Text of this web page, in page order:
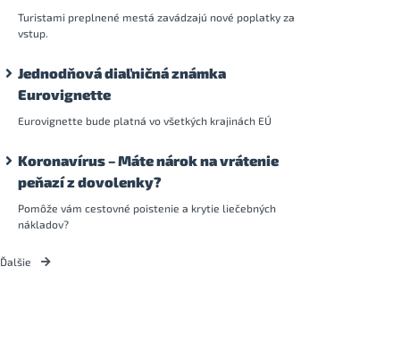
Turistami preplnené mestá zavádzajú nové poplatky za
vstup.
Jednodňová diaľničná známka
Eurovignette
Eurovignette bude platná vo všetkých krajinách EÚ
Koronavírus – Máte nárok na vrátenie
peňazí z dovolenky?
Pomôže vám cestovné poistenie a krytie liečebných
nákladov?
Ďalšie